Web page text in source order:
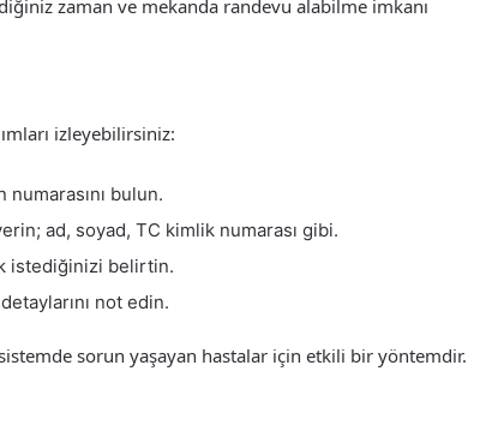
zaman ve mekanda randevu alabilme imkanı
izleyebilirsiniz:
bulun.
ad, soyad, TC kimlik numarası gibi.
istediğinizi belirtin.
not edin.
sorun yaşayan hastalar için etkili bir yöntemdir.